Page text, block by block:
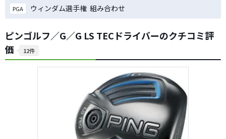
PGA ウィンダム選手権 組み合わせ
ピンゴルフ／G／G LS TECドライバーのクチコミ評
価
12件